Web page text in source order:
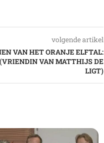
volgende artikel
VAN HET ORANJE ELFTAL:
VAN MATTHIJS DE
LIGT)